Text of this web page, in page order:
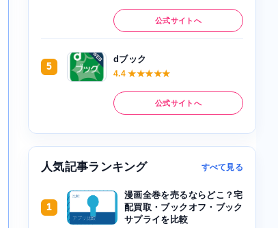
公式サイトへ
5
dブック
4.4 ★★★★★
公式サイトへ
人気記事ランキング すべて見る
1
漫画全巻を売るならどこ？宅
配買取・ブックオフ・ブック
サプライを比較